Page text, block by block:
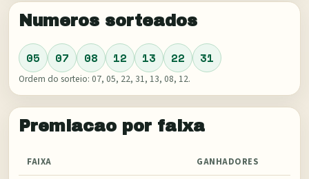
Numeros sorteados
05 07 08 12 13 22 31
Ordem do sorteio: 07, 05, 22, 31, 13, 08, 12.
Premiacao por faixa
FAIXA GANHADORES